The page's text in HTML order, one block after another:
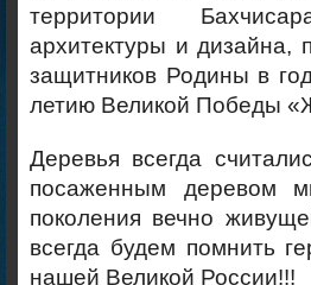
территории
архитектуры и дизайна,
защитников Родины в
летию Великой Победы
Деревья всегда
посаженным деревом
поколения вечно
всегда будем помнить
нашей Великой России!!!